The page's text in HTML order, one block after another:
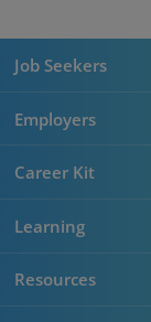
Job Seekers
Employers
Career Kit
Learning
Resources